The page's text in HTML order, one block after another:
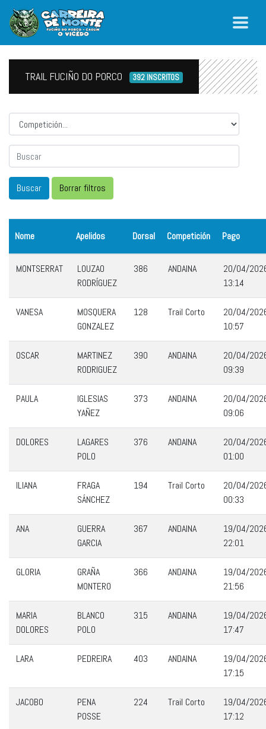
TRAIL FUCIÑO DO PORCO 392 INSCRITOS
Competicion
Nome Apelidos Dorsal Competición Pago
MONTSERRAT
LOUZAO
RODRÍGUEZ
386 ANDAINA
20/04/
13:14
VANESA
MOSQUERA
GONZALEZ
128 Trail Corto
20/04/
10:57
OSCAR
MARTINEZ
RODRIGUEZ
390 ANDAINA
20/04/
09:39
PAULA
IGLESIAS
YAÑEZ
373 ANDAINA
20/04/
09:06
DOLORES
LAGARES
POLO
376 ANDAINA
20/04/
01:00
ILIANA
FRAGA
SÁNCHEZ
194 Trail Corto
20/04/
00:33
ANA
GUERRA
GARCIA
367 ANDAINA
19/04/
22:01
GLORIA
GRAÑA
MONTERO
366 ANDAINA
19/04/
21:56
MARIA
DOLORES
BLANCO
POLO
315 ANDAINA
19/04/
17:47
LARA PEDREIRA 403 ANDAINA
19/04/
17:15
JACOBO
PENA
POSSE
224 Trail Corto
19/04/
17:12